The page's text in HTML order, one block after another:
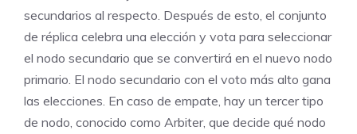
secundarios al respecto. Después de esto, el conjunto
de réplica celebra una elección y vota para seleccionar
el nodo secundario que se convertirá en el nuevo nodo
primario. El nodo secundario con el voto más alto gana
las elecciones. En caso de empate, hay un tercer tipo
de nodo, conocido como Arbiter, que decide qué nodo